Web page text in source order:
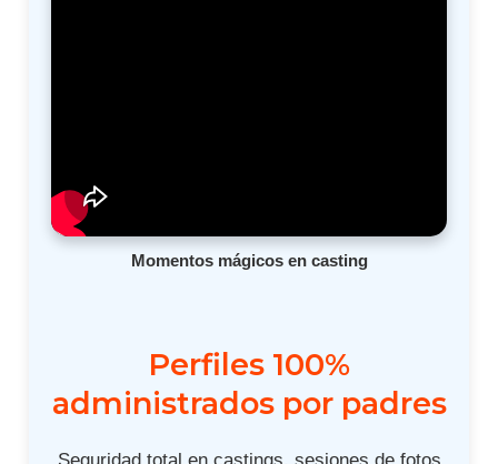
Momentos mágicos en casting
Perfiles 100%
administrados por padres
Seguridad total en castings, sesiones de fotos